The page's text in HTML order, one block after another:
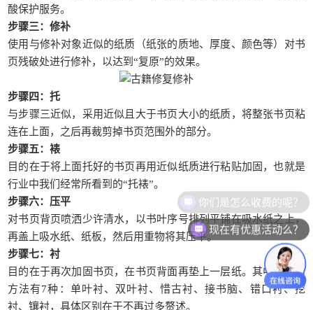
酸保护服务。
步骤三：修补
使用与修补对象近似的纸质（纸张的质地、厚度、颜色等）对书
页残破处进行修补，以达到“复原”的效果。
步骤四：托
与步骤三近似，采用近似且大于书页大小的纸质，将整张书页粘
连在上面，之后再裁剪掉书页范围外的部分。
步骤五：裱
目的在于将上面托好的书页再用近似纸质进行粘贴加固，也就是
行业中我们经常所看到的“托裱”。
步骤六：压平
对书页背页喷洒少许清水，以书叶序号排列平铺在吸水纸之上，
再盖上吸水纸、纸板，然后用重物将其压平。
步骤七：衬
目的在于再次加固书页，在书页背面再垫上一层纸。其中，衬的
方法有7种：单叶衬、双叶衬、惜古衬、接书脑、错口衬、挖
衬、镶衬，具体区别在于不再过多赘述。
你们是怎么收费的呢？
现在有优惠活动么？